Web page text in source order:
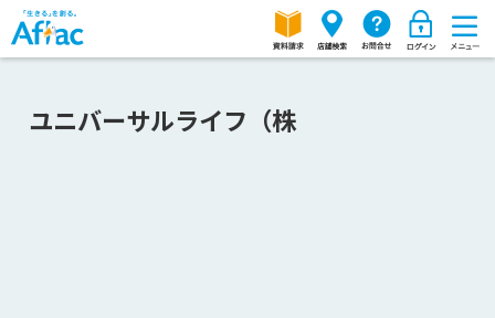
ユニバーサルライフ（株